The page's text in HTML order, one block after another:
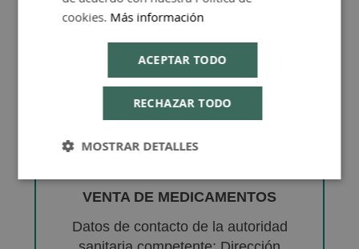
VENTA DE MEDICAMENTOS
Datos de contacto de la autoridad
cookies. Más información
ACEPTAR TODO
RECHAZAR TODO
MOSTRAR DETALLES